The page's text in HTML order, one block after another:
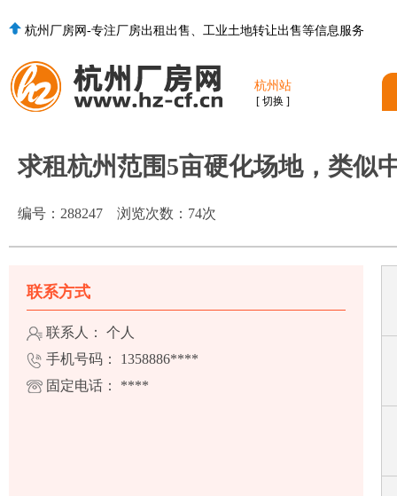
杭州厂房网-专注厂房出租出售、工业土地转让出售等信息服务
杭州站
[ 切换 ]
求租杭州范围5亩硬化场地，类似
编号： 288247 浏览次数： 74次
联系方式
联系人： 个人
手机号码： 1358886****
固定电话： ****